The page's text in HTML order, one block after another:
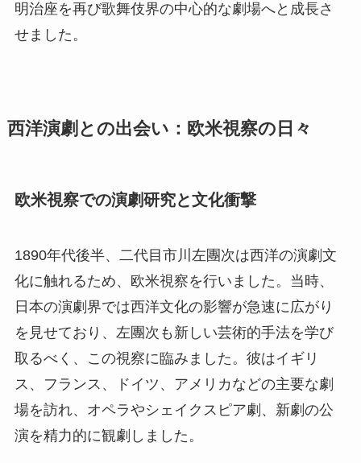
明治座を再び歌舞伎界の中心的な劇場へと成長さ
せました。
西洋演劇との出会い：欧米視察の日々
欧米視察での演劇研究と文化衝撃
1890年代後半、二代目市川左團次は西洋の演劇文
化に触れるため、欧米視察を行いました。当時、
日本の演劇界では西洋文化の影響が急速に広がり
を見せており、左團次も新しい芸術的手法を学び
取るべく、この視察に臨みました。彼はイギリ
ス、フランス、ドイツ、アメリカなどの主要な劇
場を訪れ、オペラやシェイクスピア劇、新劇の公
演を精力的に観劇しました。